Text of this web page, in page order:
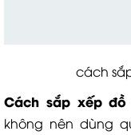
cách sắp xếp
Cách sắp xếp
không nên dùng